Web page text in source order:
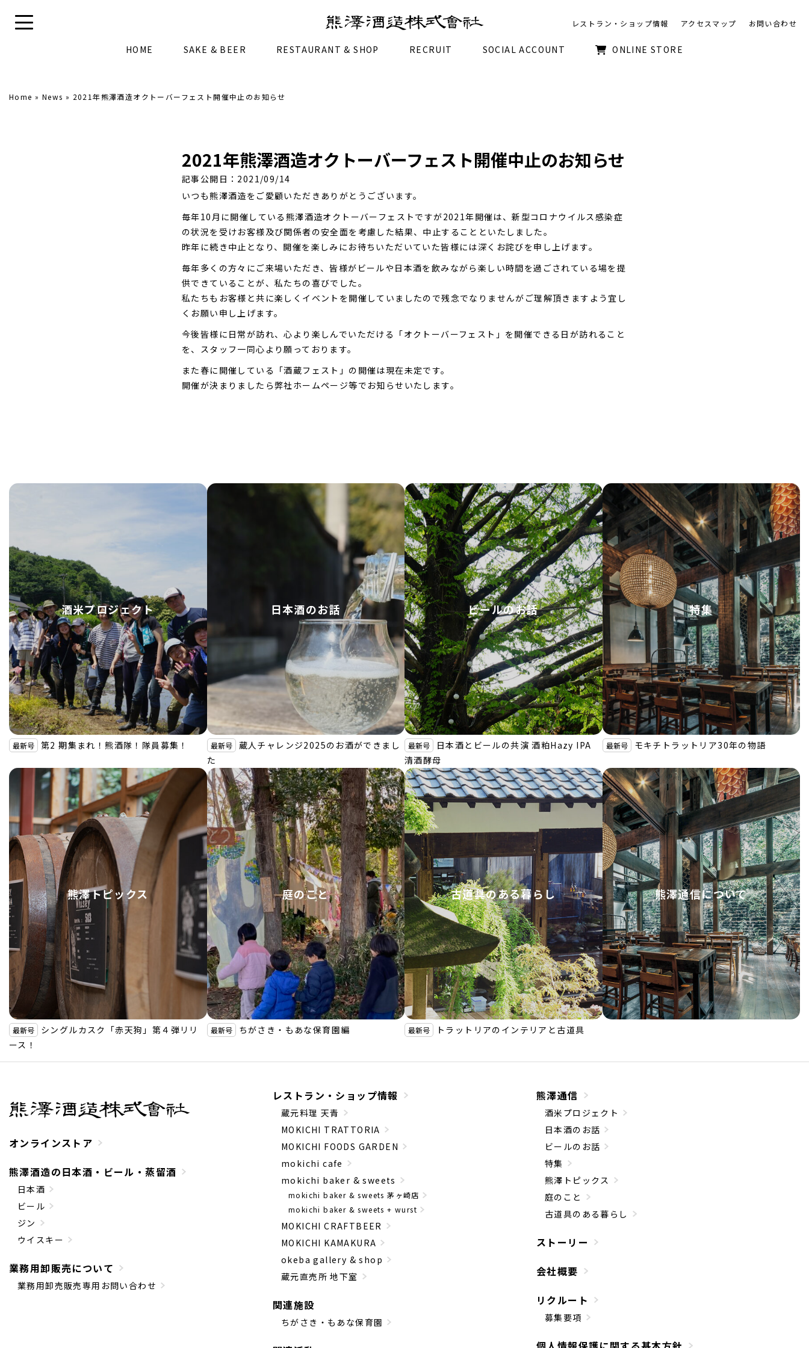
レストラン・ショップ情報 アクセスマップ お問い合わせ
HOME SAKE & BEER RESTAURANT & SHOP RECRUIT SOCIAL ACCOUNT ONLINE STORE
Home » News » 2021年熊澤酒造オクトーバーフェスト開催中止のお知らせ
2021年熊澤酒造オクトーバーフェスト開催中止のお知らせ
記事公開日：2021/09/14
いつも熊澤酒造をご愛顧いただきありがとうございます。
毎年10月に開催している熊澤酒造オクトーバーフェストですが2021年開催は、新型コロナウイルス感染症
の状況を受けお客様及び関係者の安全面を考慮した結果、中止することといたしました。
昨年に続き中止となり、開催を楽しみにお待ちいただいていた皆様には深くお詫びを申し上げます。
毎年多くの方々にご来場いただき、皆様がビールや日本酒を飲みながら楽しい時間を過ごされている場を提
供できていることが、私たちの喜びでした。
私たちもお客様と共に楽しくイベントを開催していましたので残念でなりませんがご理解頂きますよう宜し
くお願い申し上げます。
今後皆様に日常が訪れ、心より楽しんでいただける「オクトーバーフェスト」を開催できる日が訪れること
を、スタッフ一同心より願っております。
また春に開催している「酒蔵フェスト」の開催は現在未定です。
開催が決まりましたら弊社ホームページ等でお知らせいたします。
酒米プロジェクト
最新号 第2 期集まれ！熊酒隊！隊員募集！
日本酒のお話
最新号
蔵人チャレンジ2025のお酒ができまし
た
ビールのお話
最新号
日本酒とビールの共演 酒粕Hazy IPA
清酒酵母
特集
最新号 モキチトラットリア30年の物語
熊澤トピックス
最新号
シングルカスク「赤天狗」第４弾リリ
ース！
庭のこと
最新号 ちがさき・もあな保育園編
古道具のある暮らし
最新号 トラットリアのインテリアと古道具
熊澤通信について
オンラインストア
熊澤酒造の日本酒・ビール・蒸留酒
日本酒
ビール
ジン
ウイスキー
業務用卸販売について
業務用卸売販売専用お問い合わせ
レストラン・ショップ情報
蔵元料理 天青
MOKICHI TRATTORIA
MOKICHI FOODS GARDEN
mokichi cafe
mokichi baker & sweets
mokichi baker & sweets 茅ヶ崎店
mokichi baker & sweets + wurst
MOKICHI CRAFTBEER
MOKICHI KAMAKURA
okeba gallery & shop
蔵元直売所 地下室
関連施設
ちがさき・もあな保育園
熊澤通信
酒米プロジェクト
日本酒のお話
ビールのお話
特集
熊澤トピックス
庭のこと
古道具のある暮らし
ストーリー
会社概要
リクルート
募集要項